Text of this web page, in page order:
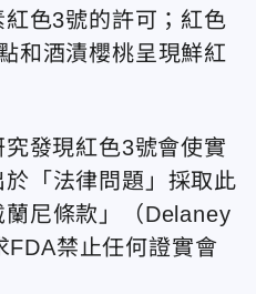
色3號的許可；紅色
和酒漬櫻桃呈現鮮紅
發現紅色3號會使實
「法律問題」採取此
尼條款」（Delaney
FDA禁止任何證實會